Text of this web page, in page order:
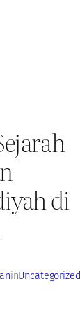
di
inUncategorized